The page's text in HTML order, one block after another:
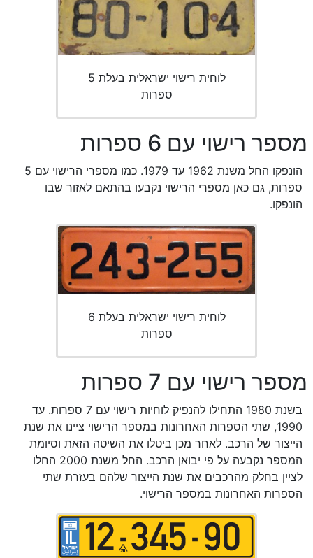
לוחית רישוי ישראלית בעלת 5
ספרות
מספר רישוי עם 6 ספרות
הונפקו החל משנת 1962 עד 1979. כמו מספרי הרישוי עם 5
ספרות, גם כאן מספרי הרישוי נקבעו בהתאם לאזור שבו
הונפקו.
לוחית רישוי ישראלית בעלת 6
ספרות
מספר רישוי עם 7 ספרות
בשנת 1980 התחילו להנפיק לוחיות רישוי עם 7 ספרות. עד
1990, שתי הספרות האחרונות במספר הרישוי ציינו את שנת
הייצור של הרכב. לאחר מכן ביטלו את השיטה הזאת וסיומת
המספר נקבעה על פי יבואן הרכב. החל משנת 2000 החלו
לציין בחלק מהרכבים את שנת הייצור שלהם בעזרת שתי
הספרות האחרונות במספר הרישוי.